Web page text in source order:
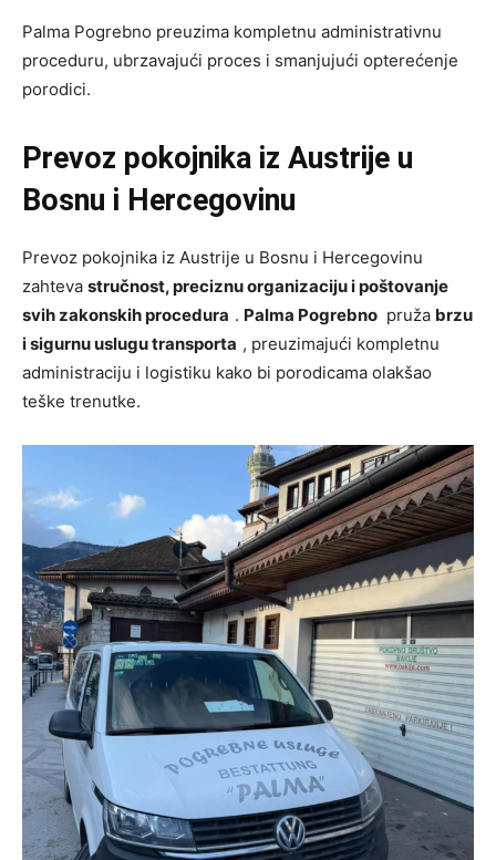
Palma Pogrebno preuzima kompletnu administrativnu
proceduru, ubrzavajući proces i smanjujući opterećenje
porodici.
Prevoz pokojnika iz Austrije u
Bosnu i Hercegovinu
Prevoz pokojnika iz Austrije u Bosnu i Hercegovinu
zahteva stručnost, preciznu organizaciju i poštovanje
svih zakonskih procedura . Palma Pogrebno pruža brzu
i sigurnu uslugu transporta , preuzimajući kompletnu
administraciju i logistiku kako bi porodicama olakšao
teške trenutke.